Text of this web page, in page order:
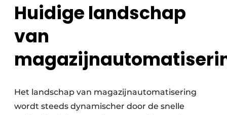
Huidige landschap
van
Het landschap van magazijnautomatisering
wordt steeds dynamischer door de snelle